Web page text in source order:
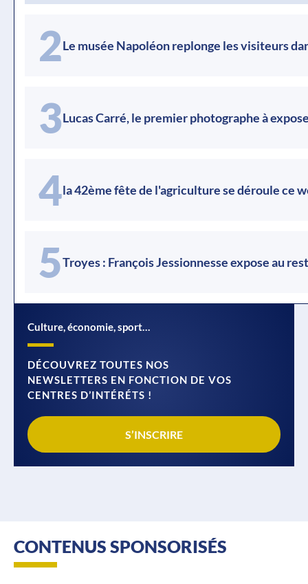
2Le musée Napoléon replonge les visiteurs
3Lucas Carré, le premier photographe à
4la 42ème fête de l'agriculture se déroule ce
5Troyes : François Jessionnesse expose au
Culture, économie, sport…
DÉCOUVREZ TOUTES NOS
NEWSLETTERS EN FONCTION DE VOS
CENTRES D’INTÉRÉTS !
S’INSCRIRE
CONTENUS SPONSORISÉS